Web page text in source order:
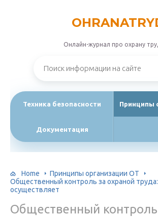
Онлайн-журнал про охрану
Техника безопасности Принципы
Документация
Home
Принципы организации ОТ
Общественный контроль за охраной
осуществляет
Общественный контроль